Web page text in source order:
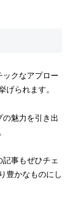
ックなアプロー
げられます。
魅力を引き出
事もぜひチェ
豊かなものにし